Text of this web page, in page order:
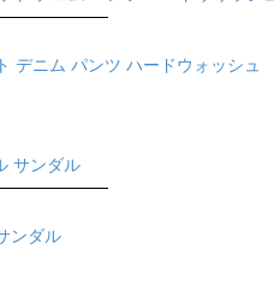
デニム パンツ ハードウォッシュ
ンダル